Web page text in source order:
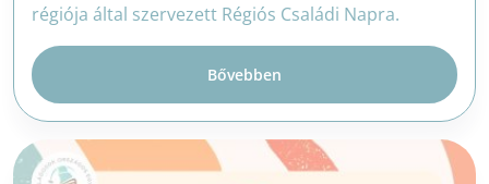
régiója által szervezett Régiós Családi Napra.
Bővebben